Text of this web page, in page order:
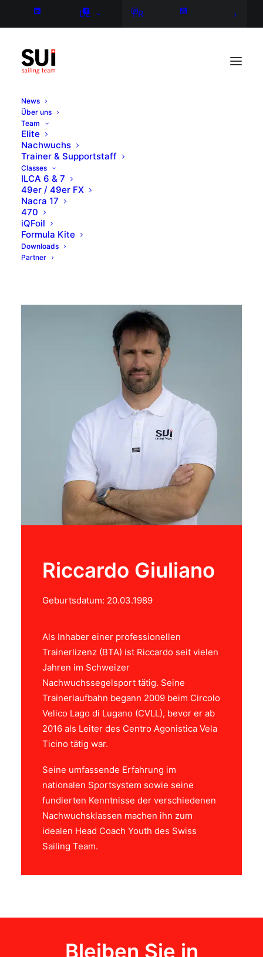
DE FR
News
Über uns
Team
Elite
Nachwuchs
Trainer & Supportstaff
Classes
ILCA 6 & 7
49er / 49er FX
Nacra 17
470
iQFoil
Formula Kite
Downloads
Partner
Riccardo Giuliano
Geburtsdatum: 20.03.1989
Als Inhaber einer professionellen
Trainerlizenz (BTA) ist Riccardo seit vielen
Jahren im Schweizer
Nachwuchssegelsport tätig. Seine
Trainerlaufbahn begann 2009 beim Circolo
Velico Lago di Lugano (CVLL), bevor er ab
2016 als Leiter des Centro Agonistica Vela
Ticino tätig war.
Seine umfassende Erfahrung im
nationalen Sportsystem sowie seine
fundierten Kenntnisse der verschiedenen
Nachwuchsklassen machen ihn zum
idealen Head Coach Youth des Swiss
Sailing Team.
Bleiben Sie in